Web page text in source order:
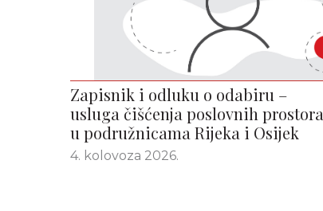
Zapisnik i odluku o odabiru –
usluga čišćenja poslovnih prostora
u podružnicama Rijeka i Osijek
4. kolovoza 2026.